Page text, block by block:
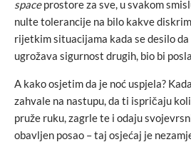
spaceprostore za sve, u svakom
nulte tolerancije na bilo kakve
rijetkim situacijama kada se desilo
ugrožava sigurnost drugih, bio bi
A kako osjetim da je noć uspjela?
zahvale na nastupu, da ti ispričaju
pruže ruku, zagrle te i odaju
obavljen posao – taj osjećaj je